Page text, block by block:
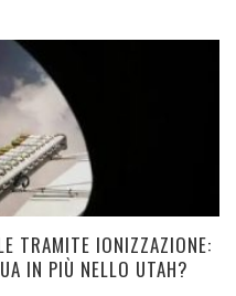
TRAMITE IONIZZAZIONE:
IN PIÙ NELLO UTAH?